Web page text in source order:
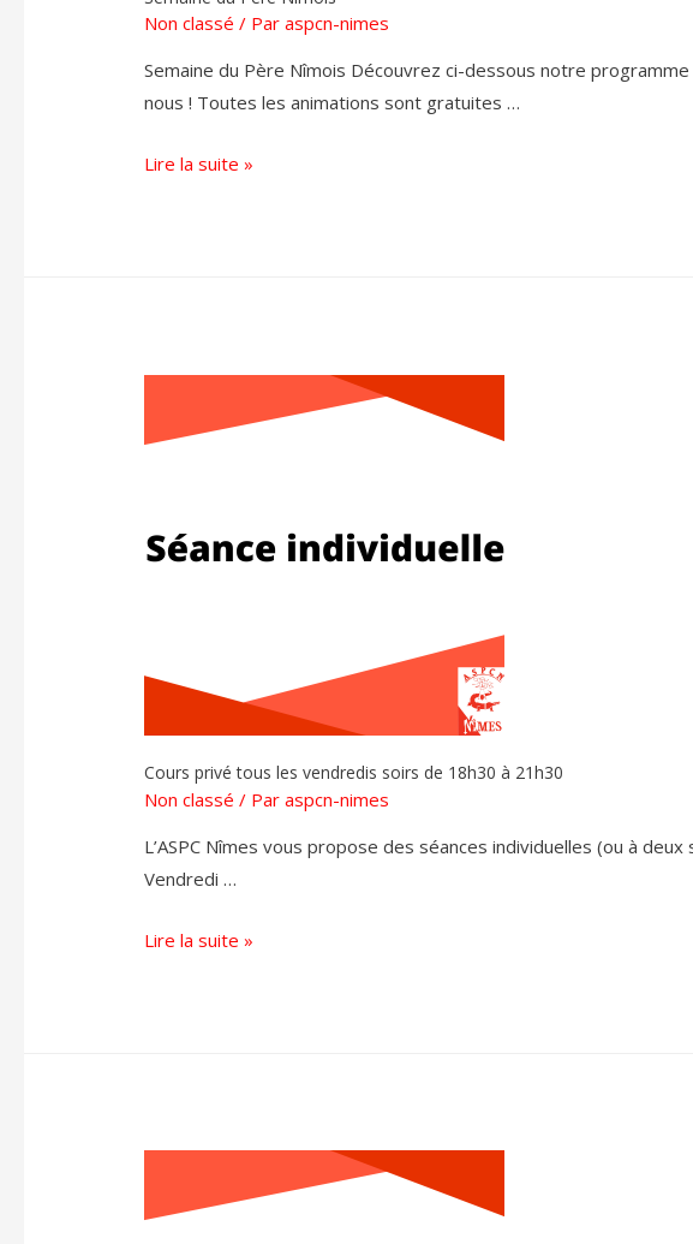
Non classé / Paraspcn-nimes
Semaine du Père Nîmois Découvrez ci-dessous notre
nous ! Toutes les animations sont gratuites …
Lire la suite »
Cours privé tous les vendredis soirs de 18h30 à 21h30
Non classé / Paraspcn-nimes
L’ASPC Nîmes vous propose des séances individuelles (ou à
Vendredi …
Lire la suite »